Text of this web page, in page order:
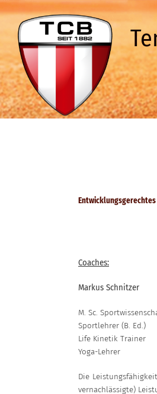
Coaches:
Markus Schnitzer
M. Sc.
Sportlehrer (B. Ed.)
Life Kinetik Trainer
Yoga-Lehrer
Die
vernachlässigte)